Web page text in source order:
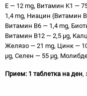
E — 12 mg, Витамин K1 —
1,4 mg, Ниацин (Витамин
Витамин B6 — 1,4 mg,
Витамин B12 — 2,5 µg,
Желязо — 21 mg, Цинк —
µg, Селен — 55 µg,
Прием: 1 таблетка на ден,